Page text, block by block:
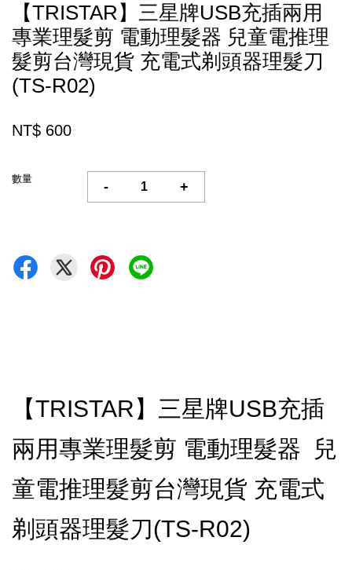
【TRISTAR】三星牌USB充插兩用
專業理髮剪 電動理髮器 兒童電推理
髮剪台灣現貨 充電式剃頭器理髮刀
(TS-R02)
NT$ 600
數量
- +
【TRISTAR】三星牌USB充插
兩用專業理髮剪 電動理髮器 兒
童電推理髮剪台灣現貨 充電式
剃頭器理髮刀(TS-R02)